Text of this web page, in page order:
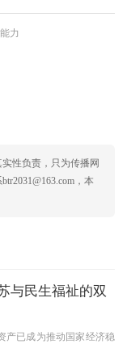
力
性负责，只为传播网
，本
与民生福祉的双
产已成为推动国家经济稳